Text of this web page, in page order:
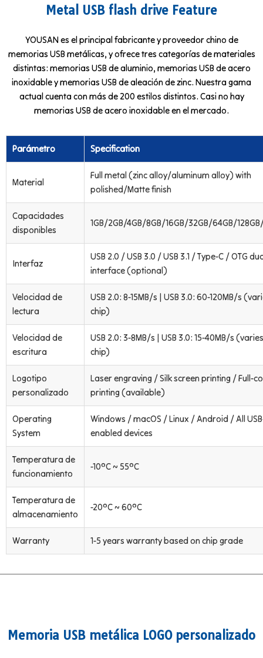
Metal USB flash drive Feature
YOUSAN es el principal fabricante y proveedor chino de
memorias USB metálicas, y ofrece tres categorías de materiales
distintas: memorias USB de aluminio, memorias USB de acero
inoxidable y memorias USB de aleación de zinc. Nuestra gama
actual cuenta con más de 200 estilos distintos. Casi no hay
memorias USB de acero inoxidable en el mercado.
Parámetro Specification
Material
Full metal (zinc alloy/aluminum alloy) with
polished/Matte finish
Capacidades
disponibles
1GB/2GB/4GB/8GB/16GB/32GB/64GB/
Interfaz
USB 2.0 / USB 3.0 / USB 3.1 / Type-C / OTG
interface (optional)
Velocidad de
lectura
USB 2.0: 8-15MB/s | USB 3.0: 60-120MB/s
chip)
Velocidad de
escritura
USB 2.0: 3-8MB/s | USB 3.0: 15-40MB/s
chip)
Logotipo
personalizado
Laser engraving / Silk screen printing / Full-
printing (available)
Operating
System
Windows / macOS / Linux / Android / All
enabled devices
Temperatura de
funcionamiento
-10°C ~ 55°C
Temperatura de
almacenamiento
-20°C ~ 60°C
Warranty 1-5 years warranty based on chip grade
Memoria USB metálica LOGO personalizado